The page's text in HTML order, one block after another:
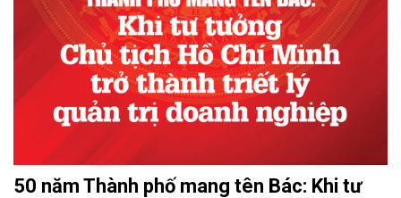
50 năm Thành phố mang tên Bác: Khi tư